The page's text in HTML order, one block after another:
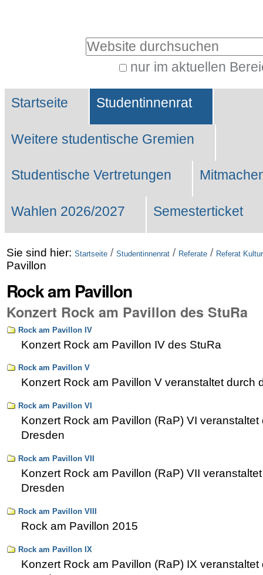
Website durchsuchen
nur im aktuellen
Suche…
Sektionen
Startseite Studentinnenrat
Weitere studentische Gremien
Studentische Vertretungen
Wahlen 2026/2027 Semesterticket
Sie sind hier: Startseite / Studentinnenrat / Referate / Referat Kultur
Pavillon
Rock am Pavillon
Konzert Rock am Pavillon des StuRa
Rock am Pavillon IV
Konzert Rock am Pavillon IV des StuRa
Rock am Pavillon V
Konzert Rock am Pavillon V veranstaltet durch
Rock am Pavillon VI
Konzert Rock am Pavillon (RaP) VI
Dresden
Rock am Pavillon VII
Konzert Rock am Pavillon (RaP) VII
Dresden
Rock am Pavillon VIII
Rock am Pavillon 2015
Rock am Pavillon IX
Konzert Rock am Pavillon (RaP) IX